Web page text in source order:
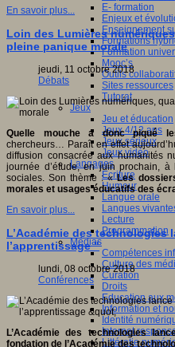
E- formation
Enjeux et
Enseignement
Formations
Formation
Mooc’s
Outils
Sites ressources
Tutorat
Jeux
Jeu et éducation
Jeux 4/12 ans
Jeux sérieux
Jeux vidéo
Langages
Ecriture
Humour
Langue orale
Langues
Lecture
Programmation
Médias
Compétences
Culture des
Curation
Droits
Education aux
Information et
Identité
Internet
Littératie
En savoir plus...
Loin des Lumières
pleine panique morale
jeudi, 11 octobre 2018
Débats
Quelle mouche a donc piqué
chercheurs… Paraît en effet
diffusion consacrée aux humanités
journée d’étude, en juin prochain,
sociales. Son thème : «Les
morales et usages éducatifs des
En savoir plus...
L’Académie des technologies
l’apprentissage "
lundi, 08 octobre 2018
Conférences
L’Académie des technologies
fondation de l’Académie des